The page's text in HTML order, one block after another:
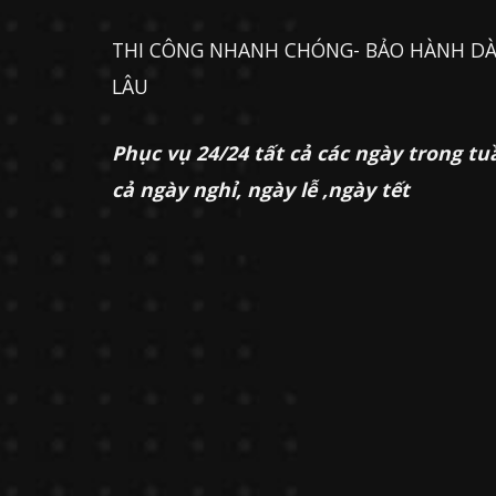
THI CÔNG NHANH CHÓNG- BẢO HÀNH
LÂU
Phục vụ 24/24 tất cả các ngày trong
cả ngày nghỉ, ngày lễ ,ngày tết